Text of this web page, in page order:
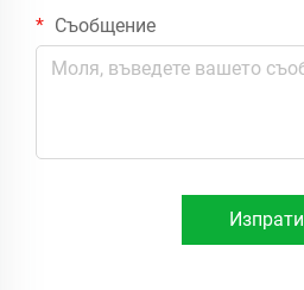
Съобщение
Изпрати